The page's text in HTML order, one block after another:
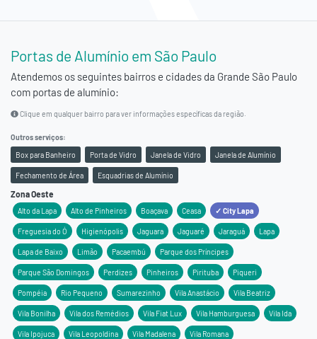
Portas de Alumínio em São Paulo
Atendemos os seguintes bairros e cidades da Grande São Paulo
com portas de alumínio:
Clique em qualquer bairro para ver informações específicas da região.
Outros serviços:
Box para Banheiro
Porta de Vidro Janela de Vidro Janela de Alumínio
Fechamento de Área Esquadrias de Alumínio
Zona Oeste
Alto da Lapa Alto de Pinheiros Boaçava Ceasa ✓ City Lapa
Freguesia do Ó Higienópolis Jaguara Jaguaré Jaraguá Lapa
Lapa de Baixo Limão Pacaembú Parque dos Príncipes
Parque São Domingos Perdizes Pinheiros Pirituba Piqueri
Pompéia Rio Pequeno Sumarezinho Vila Anastácio Vila Beatriz
Vila Bonilha Vila dos Remédios Vila Fiat Lux Vila Hamburguesa Vila Ida
Vila Ipojuca Vila Leopoldina Vila Madalena Vila Romana